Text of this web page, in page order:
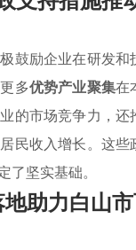
鼓励企业在研发
多优势产业聚集在
的市场竞争力，
民收入增长。这
坚实基础。
助力白山